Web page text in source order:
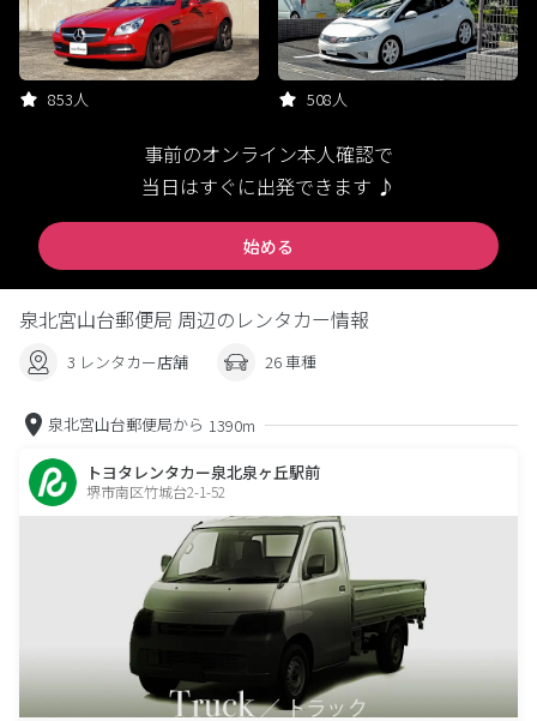
853人 508人
事前のオンライン本人確認で
当日はすぐに出発できます ♪
始める
泉北宮山台郵便局 周辺のレンタカー情報
3 レンタカー店舗 26 車種
泉北宮山台郵便局から 1390m
トヨタレンタカー泉北泉ヶ丘駅前
堺市南区竹城台2-1-52